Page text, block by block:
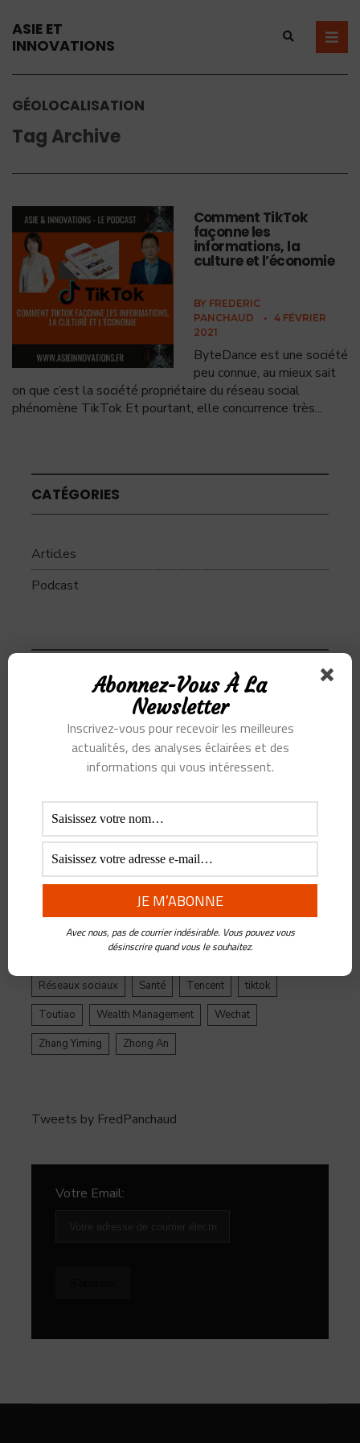
ASIE ET
INNOVATIONS
GÉOLOCALISATION
Tag Archive
Comment TikTok
façonne les
informations, la
culture et l’économie
BY FREDERIC
PANCHAUD
• 4 FÉVRIER
2021
ByteDance est une société
peu connue, au mieux sait
on que c’est la société propriétaire du réseau social
phénomène TikTok Et pourtant, elle concurrence très...
CATÉGORIES
Articles
Podcast
Alibaba Alihealth Alipay ant
Ant Group
Assurance Banque BATX
Blockchain
Douyin
Ecosystème
Epargne
Facebook
Fintech
Intelligence Artificielle
Jinri Toutiao
Live Streaming LuFax
Management
Réseaux sociaux
Santé Tencent
tiktok
Toutiao
Wealth Management
Wechat
Zhang Yiming
Zhong An
Tweets by FredPanchaud
Votre Email:
Abonnez-Vous À La
Newsletter
Inscrivez-vous pour recevoir les meilleures
actualités, des analyses éclairées et des
informations qui vous intéressent.
Avec nous, pas de courrier indésirable. Vous pouvez vous
désinscrire quand vous le souhaitez.